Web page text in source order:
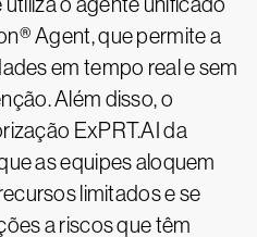
Agent, que permite a
em tempo real e sem
Além disso, o
ExPRT.AI da
as equipes aloquem
limitados e se
a riscos que têm